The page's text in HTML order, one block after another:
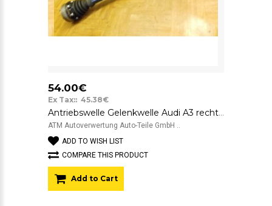
54.00€
Ex Tax:: 45.38€
Antriebswelle Gelenkwelle Audi A3 rechts Beifahrerseite
ATM Autoverwertung Auto-Teile GmbH ..
ADD TO WISH LIST
COMPARE THIS PRODUCT
Add to Cart